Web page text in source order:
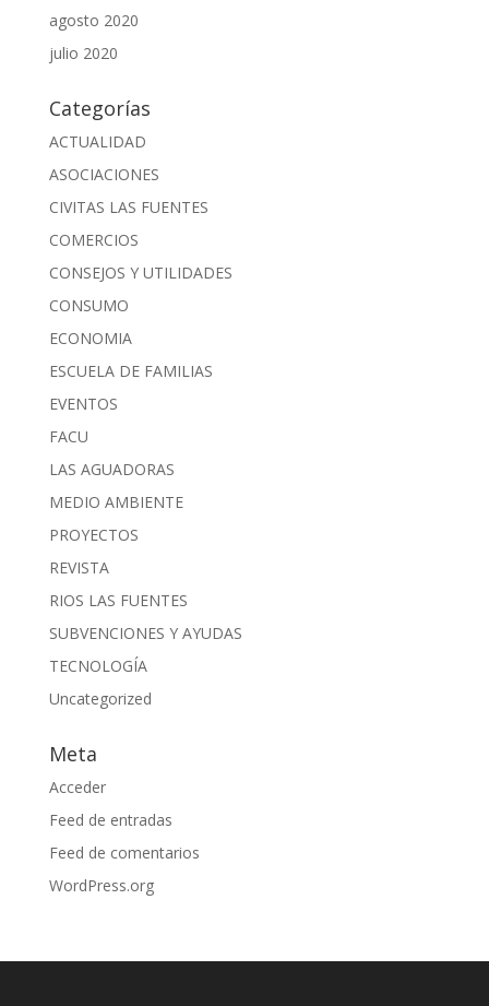
agosto 2020
julio 2020
Categorías
ACTUALIDAD
ASOCIACIONES
CIVITAS LAS FUENTES
COMERCIOS
CONSEJOS Y UTILIDADES
CONSUMO
ECONOMIA
ESCUELA DE FAMILIAS
EVENTOS
FACU
LAS AGUADORAS
MEDIO AMBIENTE
PROYECTOS
REVISTA
RIOS LAS FUENTES
SUBVENCIONES Y AYUDAS
TECNOLOGÍA
Uncategorized
Meta
Acceder
Feed de entradas
Feed de comentarios
WordPress.org